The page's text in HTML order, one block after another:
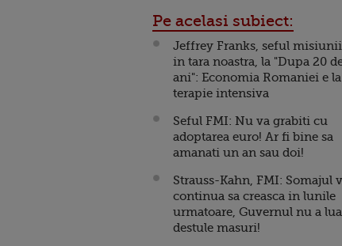
Pe acelasi subiect:
Jeffrey Franks, seful
in tara noastra, la "Dupa 20
ani": Economia Romaniei e la
terapie intensiva
Seful FMI: Nu va grabiti cu
adoptarea euro! Ar fi bine sa
amanati un an sau doi!
Strauss-Kahn, FMI: Somajul
continua sa creasca in lunile
urmatoare, Guvernul nu a
destule masuri!